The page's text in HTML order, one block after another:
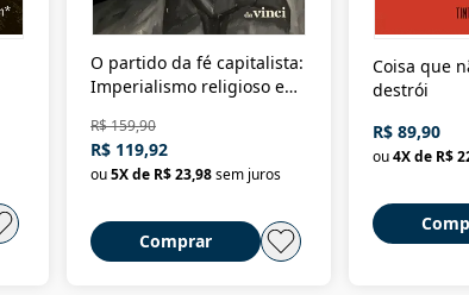
O partido da fé capitalista:
Imperialismo religioso e
Brasil
R$ 159,90
R$ 119,92
ou5X de R$ 23,98sem juros
Comprar
Coisa que
destrói
R$ 89,90
ou4X de R$